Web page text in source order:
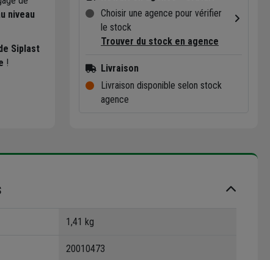
niveau
Siplast
!
Choisir une agence pour vérifier
le stock
Trouver du stock en agence
Livraison
Livraison disponible selon stock
agence
1,41 kg
20010473